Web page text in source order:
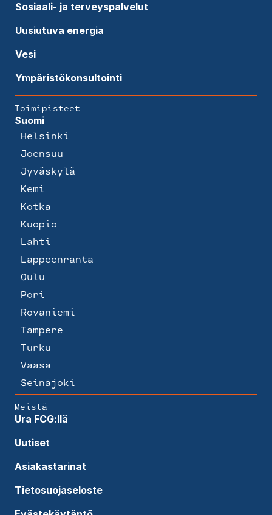
Sosiaali- ja terveyspalvelut
Uusiutuva energia
Vesi
Ympäristökonsultointi
Toimipisteet
Suomi
Helsinki
Joensuu
Jyväskylä
Kemi
Kotka
Kuopio
Lahti
Lappeenranta
Oulu
Pori
Rovaniemi
Tampere
Turku
Vaasa
Seinäjoki
Meistä
Ura FCG:llä
Uutiset
Asiakastarinat
Tietosuojaseloste